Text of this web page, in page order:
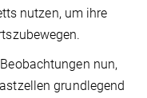
nutzen, um ihre
nun,
grundlegend